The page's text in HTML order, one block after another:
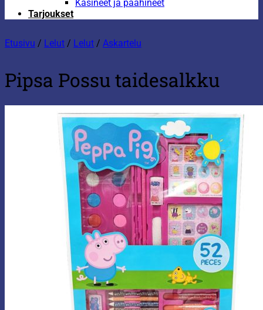
Käsineet ja päähineet
Tarjoukset
Etusivu / Lelut / Lelut / Askartelu
Pipsa Possu taidesalkku